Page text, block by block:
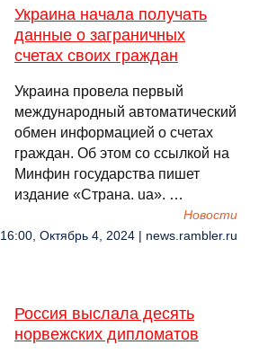
Украина начала получать
данные о заграничных
счетах своих граждан
Украина провела первый
международный автоматический
обмен информацией о счетах
граждан. Об этом со ссылкой на
Минфин государства пишет
издание «Страна. ua». …
Новости
16:00, Октябрь 4, 2024 | news.rambler.ru
Россия выслала десять
норвежских дипломатов